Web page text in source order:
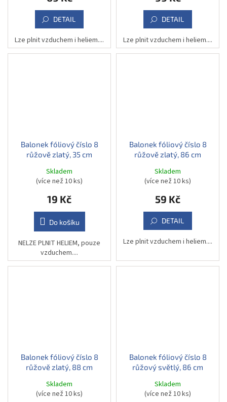
DETAIL
Lze plnit vzduchem i heliem....
DETAIL
Lze plnit vzduchem i heliem....
Balonek fóliový číslo 8
růžově zlatý, 35 cm
Skladem
(více než 10 ks)
19 Kč
Do košíku
NELZE PLNIT HELIEM, pouze
vzduchem....
Balonek fóliový číslo 8
růžově zlatý, 86 cm
Skladem
(více než 10 ks)
59 Kč
DETAIL
Lze plnit vzduchem i heliem....
Balonek fóliový číslo 8
růžově zlatý, 88 cm
Skladem
(více než 10 ks)
Balonek fóliový číslo 8
růžový světlý, 86 cm
Skladem
(více než 10 ks)